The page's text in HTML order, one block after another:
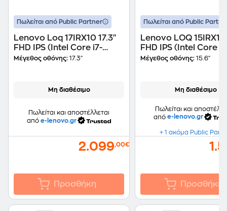
Πωλείται από Public Partner
Lenovo Loq 17IRX10 17.3"
FHD IPS (Intel Core i7-
14700HX/16GB/1TB
Μέγεθος οθόνης: 17.3"
Μη διαθέσιμο
Πωλείται και αποστέλλεται
από e-lenovo.gr
2.099,00€
Προσθήκη
Πωλείται από Public
Lenovo LOQ
FHD IPS (Intel Core
13645HX/16 GB/1TB
Μέγεθος οθόνης: 15.6"
Μη διαθέσιμο
Πωλείται και
από e-lenovo.gr
+ 1 ακόμα Public
Προσθήκη